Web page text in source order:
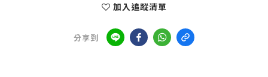
加入追蹤清單
分享到